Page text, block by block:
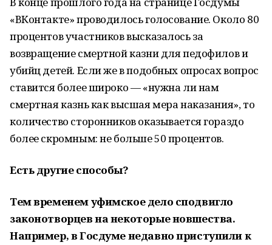
«ВКонтакте» проводилось голосование. Около 80
процентов участников высказалось за
возвращение смертной казни для педофилов и
убийц детей. Если же в подобных опросах вопрос
ставится более широко — «нужна ли нам
смертная казнь как высшая мера наказания», то
количество сторонников оказывается гораздо
более скромным: не больше 50 процентов.
Есть другие способы?
Тем временем уфимское дело сподвигло
законотворцев на некоторые новшества.
Например, в Госдуме недавно приступили к